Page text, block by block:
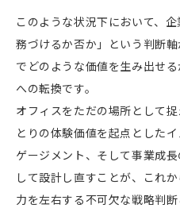
このような状況下において、
務づけるか否か」という判断
でどのような価値を生み出せ
への転換です。
オフィスをただの場所として
とりの体験価値を起点とした
ゲージメント、そして事業成
して設計し直すことが、これ
力を左右する不可欠な戦略判